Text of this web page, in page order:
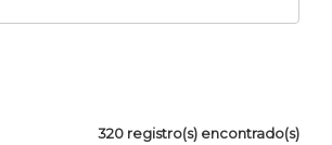
320 registro(s) encontrado(s)